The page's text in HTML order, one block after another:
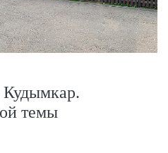
Кудымкар.
темы